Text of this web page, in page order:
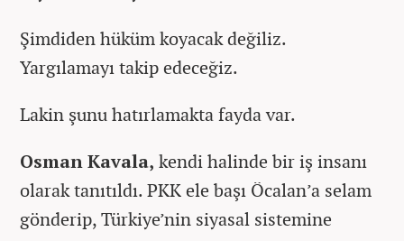
Şimdiden hüküm koyacak değiliz.
Yargılamayı takip edeceğiz.
Lakin şunu hatırlamakta fayda var.
Osman Kavala, kendi halinde bir iş insanı
olarak tanıtıldı. PKK ele başı Öcalan’a selam
gönderip, Türkiye’nin siyasal sistemine